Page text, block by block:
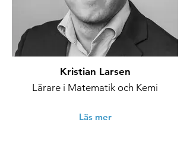
Kristian Larsen
Lärare i Matematik och Kemi
Läs mer